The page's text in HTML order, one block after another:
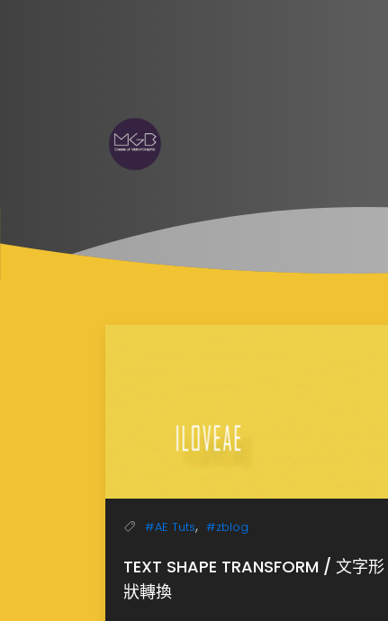
MGBoom
#AE Tuts, #zblog
TEXT SHAPE TRANSFORM / 文字形
狀轉換